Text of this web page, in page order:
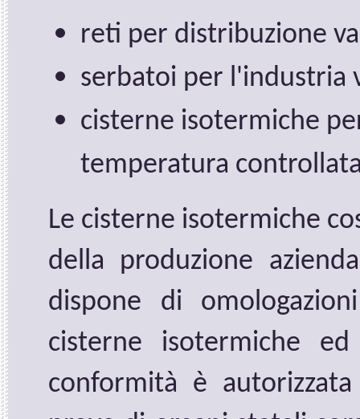
reti per distribuzione
serbatoi per l'industria
cisterne isotermiche
temperatura controllata
Le cisterne isotermiche
della produzione
dispone di
cisterne isotermiche
conformità è